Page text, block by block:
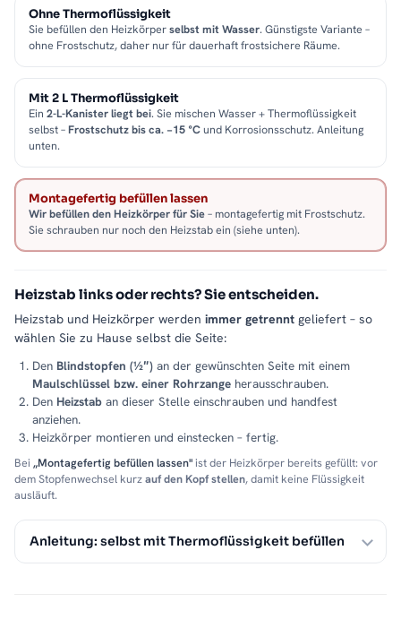
Ohne Thermoflüssigkeit
Sie befüllen den Heizkörperselbst mit Wasser. Günstigste Variante –
ohne Frostschutz, daher nur für dauerhaft frostsichere Räume.
Mit 2 L Thermoflüssigkeit
Ein 2-L-Kanister liegt bei. Sie mischen Wasser + Thermoflüssigkeit
selbst –Frostschutz bis ca. −15 °Cund Korrosionsschutz. Anleitung
unten.
Montagefertig befüllen lassen
Wir befüllen den Heizkörper für Sie– montagefertig mit Frostschutz.
Sie schrauben nur noch den Heizstab ein (siehe unten).
Heizstab links oder rechts? Sie entscheiden.
Heizstab und Heizkörper werden immer getrennt geliefert – so
wählen Sie zu Hause selbst die Seite:
Den Blindstopfen (½″) an der gewünschten Seite mit einem
Maulschlüssel bzw. einer Rohrzange herausschrauben.
Den Heizstab an dieser Stelle einschrauben und handfest
anziehen.
Heizkörper montieren und einstecken – fertig.
Bei „Montagefertig befüllen lassen"ist der Heizkörper bereits gefüllt: vor
dem Stopfenwechsel kurzauf den Kopf stellen, damit keine Flüssigkeit
ausläuft.
Anleitung: selbst mit Thermoflüssigkeit befüllen